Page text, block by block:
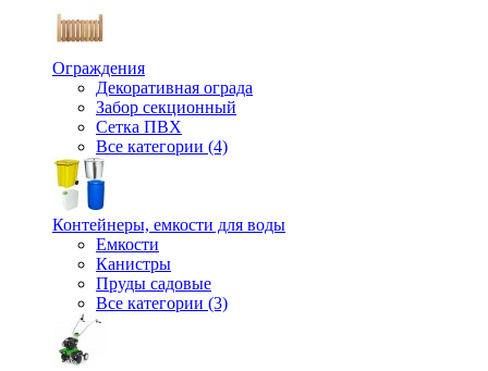
Ограждения
Декоративная ограда
Забор секционный
Сетка ПВХ
Все категории (4)
Контейнеры, емкости для воды
Емкости
Канистры
Пруды садовые
Все категории (3)